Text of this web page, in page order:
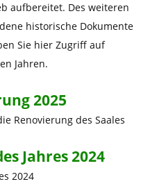
aufbereitet. Des weiteren
historische Dokumente
Sie hier Zugriff auf
Jahren.
2025
Renovierung des Saales
Jahres 2024
2024